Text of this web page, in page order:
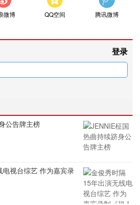
微博 QQ空间 腾讯微博
登录
公告牌主榜
视台综艺 作为嘉宾录